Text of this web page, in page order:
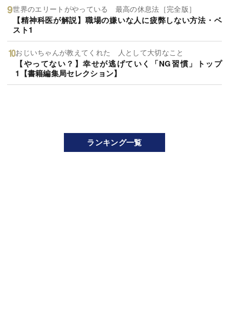
世界のエリートがやっている 最高の休息法［完全版］
【精神科医が解説】職場の嫌いな人に疲弊しない方法・ベ
スト1
おじいちゃんが教えてくれた 人として大切なこと
【やってない？】幸せが逃げていく「NG習慣」トップ
1【書籍編集局セレクション】
ランキング一覧